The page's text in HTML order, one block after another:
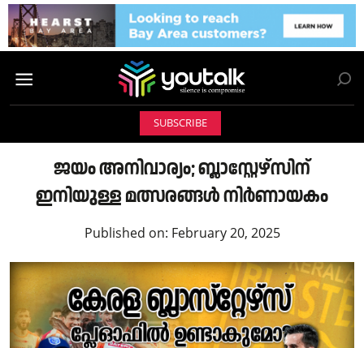
SUBSCRIBE
ജയം അനിവാര്യം; ബ്ലാസ്റ്റേഴ്‌സിന്
ഇനിയുള്ള മത്സരങ്ങൾ നിർണായകം
Published on: February 20, 2025